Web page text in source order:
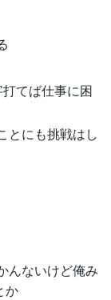
てば仕事に困
とにも挑戦はし
んないけど俺み
か